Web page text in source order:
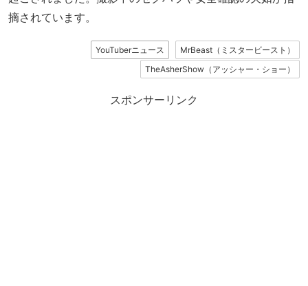
摘されています。
YouTuberニュース
MrBeast（ミスタービースト）
TheAsherShow（アッシャー・ショー）
スポンサーリンク